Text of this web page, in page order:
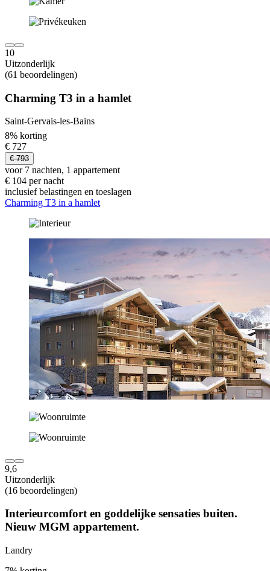
10
Uitzonderlijk
(61 beoordelingen)
Charming T3 in a hamlet
Saint-Gervais-les-Bains
8% korting
€ 727
€ 793
voor 7 nachten, 1 appartement
€ 104 per nacht
inclusief belastingen en toeslagen
Charming T3 in a hamlet
9,6
Uitzonderlijk
(16 beoordelingen)
Interieurcomfort en goddelijke sensaties buiten.
Nieuw MGM appartement.
Landry